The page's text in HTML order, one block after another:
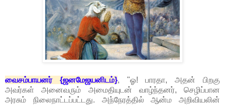
வைசம்பாயனர் {ஜனமேஜயனிடம்}, "ஓ! பாரதா, அதன் பிறகு
அவர்கள் அனைவரும் அமைதியுடன் வாழ்ந்தனர், செழிப்பான
அரசும் நிலைநாட்டப்பட்டது. அந்நேரத்தில் ஆன்ம அறிவியலின்